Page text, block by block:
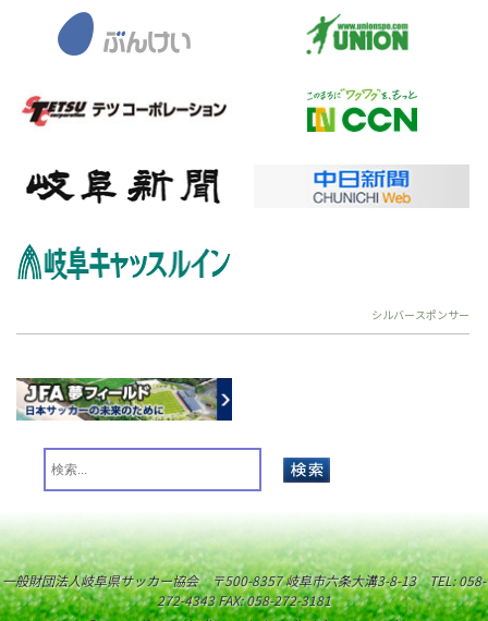
シルバースポンサー
一般財団法人岐阜県サッカー協会 〒500-8357 岐阜市六条大溝3-8-13 TEL: 058-
272-4343 FAX: 058-272-3181